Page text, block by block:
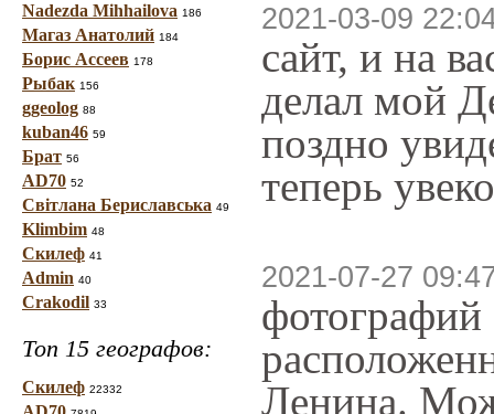
Nadezda Mihhailova 186
Магаз Анатолий 184
Борис Ассеев 178
Рыбак 156
ggeolog 88
kuban46 59
Брат 56
AD70 52
Світлана Бериславська 49
Klimbim 48
Скилеф 41
Admin 40
Crakodil 33
Топ 15 географов:
Скилеф 22332
2021-03-09
сайт, и на
делал мой
поздно
теперь
2021-07-27
фотографий
Ленина.